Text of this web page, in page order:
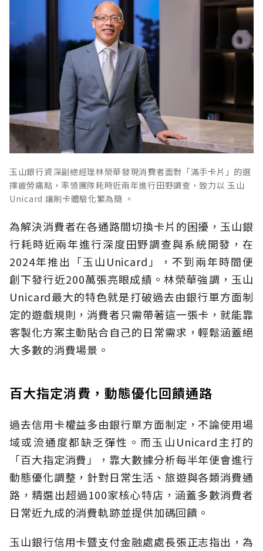
玉山銀行資深副總經理林榮華發現消費者面對「滿手卡片」的選
擇疲勞痛點，率領團隊耗時近兩年進行田野調查，致力以 玉山
Unicard 讓刷卡體驗化繁為簡 。
為解決消費者在各通路間切換卡片的困擾，玉山銀
行耗時近兩年進行深度田野調查與系統開發，在
2024年推出「玉山Unicard」，不到兩年時間便
創下發行近200萬張亮眼成績。林榮華強調，玉山
Unicard最大的特色就是打破過去由銀行單方面制
定的遊戲規則，消費者只需帶著這一張卡，就能靠
客製化方案主動貼合自己的日常需求，輕鬆涵蓋絕
大多數的消費場景。
百大指定消費，動態優化回饋通路
過去信用卡權益多由銀行單方面制定，不論使用場
域或流通度都缺乏彈性。而玉山Unicard主打的
「百大指定消費」，靠大數據分析每半年便會進行
動態優化調整，針對日常生活、旅遊與各類消費通
路，精選出超過100家核心特店，涵蓋多數消費者
日常近九成的消費軌跡並提供加碼回饋。
玉山銀行信用卡暨支付金融處處長張正志指出，為